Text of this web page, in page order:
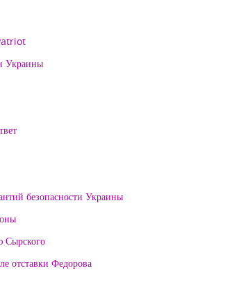
Украины
безопасности Украины
Сырского
отставки Федорова